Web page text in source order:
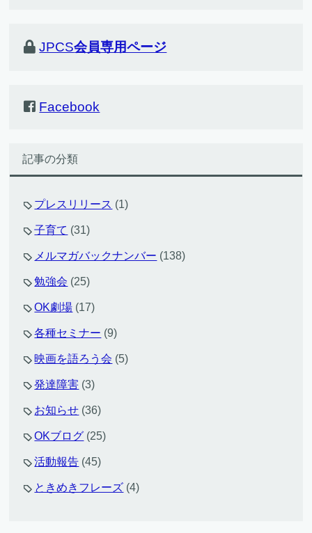
JPCS会員専用ページ
Facebook
記事の分類
プレスリリース (1)
子育て (31)
メルマガバックナンバー (138)
勉強会 (25)
OK劇場 (17)
各種セミナー (9)
映画を語ろう会 (5)
発達障害 (3)
お知らせ (36)
OKブログ (25)
活動報告 (45)
ときめきフレーズ (4)